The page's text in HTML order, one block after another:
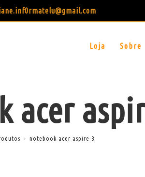
Loja Sobre
acer
> notebook acer aspire 3